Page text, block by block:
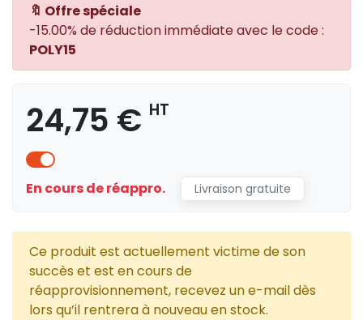
🔖 Offre spéciale
-15.00% de réduction immédiate avec le code :
POLY15
24,75 € HT
En cours de réappro. Livraison gratuite
Ce produit est actuellement victime de son
succès et est en cours de
réapprovisionnement, recevez un e-mail dès
lors qu’il rentrera à nouveau en stock.